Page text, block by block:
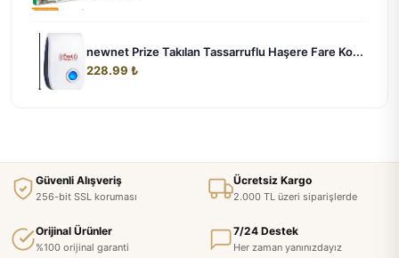
newnet Prize Takılan Tassarruflu Haşere Fare Ko...
228.99 ₺
Güvenli Alışveriş
256-bit SSL koruması
Ücretsiz Kargo
2.000 TL üzeri siparişlerde
Orijinal Ürünler
%100 orijinal garanti
7/24 Destek
Her zaman yanınızdayız